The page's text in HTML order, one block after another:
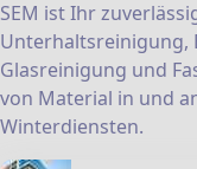
SEM ist Ihr
Unterhaltsreinigung,
Glasreinigung und
von Material in und
Winterdiensten.